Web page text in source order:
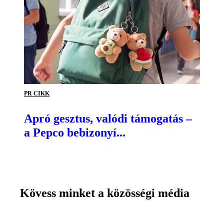
PR CIKK
Apró gesztus, valódi támogatás –
a Pepco bebizonyí...
Kövess minket a közösségi média